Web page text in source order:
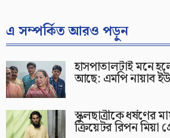
এ সম্পর্কিত আরও পড়ুন
হাসপাতালটাই মনে
আছে: এমপি নায়াব
স্কুলছাত্রীকে ধর্ষণের
ক্রিয়েটর রিপন মিয়া